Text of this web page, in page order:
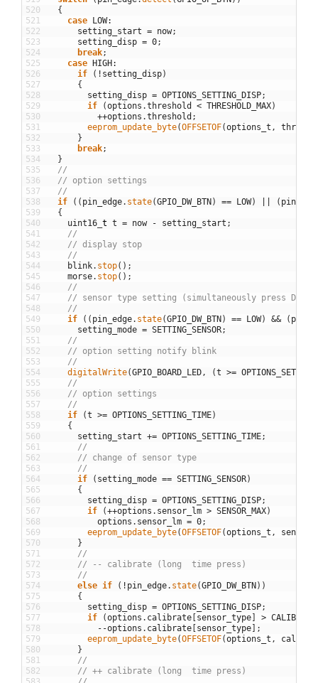
520
521
522
523
524
525
526
527
528
529
530
531
532
533
534
535
536
537
538
539
540
541
542
543
544
545
546
547
548
549
550
551
552
553
554
555
556
557
558
559
560
561
562
563
564
565
566
567
568
569
570
571
572
573
574
575
576
577
578
579
580
581
582
{
case LOW:
setting_start = now;
setting_disp = 0;
break;
case HIGH:
if
( ! setting_disp)
{
setting_disp = OPTIONS_SETTING_DISP;
if
(options .threshold < THRESHOLD_MAX)
++options .threshold ;
eeprom_update_byte(OFFSETOF(options_t ,
}
break;
}
//
// option settings
//
if
( ( pin_edge. state(GPIO_DW_BTN) == LOW) (
{
uint16 t t = now - setting_start ;
//
// display stop
//
blink. stop( ) ;
morse. stop( ) ;
//
// sensor type setting (simultaneously press DW
//
if
( ( pin_edge. state(GPIO_DW_BTN) == LOW) && (
setting_mode = SETTING_SENSOR;
//
// option setting notify blink
//
digitalWrite(GPIO_BOARD_LED , (t >=
//
// option settings
//
if
(t >= OPTIONS_SETTING_TIME)
{
setting_start += OPTIONS_SETTING_TIME;
//
// change of sensor type
//
if
( setting_mode == SETTING_SENSOR)
{
setting_disp = OPTIONS_SETTING_DISP;
if
(++options . sensor_lm > SENSOR_MAX)
options . sensor_lm = 0;
eeprom_update_byte(OFFSETOF(options_t ,
}
//
// -- calibrate (long  time press)
//
else if ( ! pin_edge. state(GPIO_DW_BTN) )
{
setting_disp = OPTIONS_SETTING_DISP;
if
(options . calibrate [sensor_type] >
--options . calibrate [sensor_type] ;
eeprom_update_byte(OFFSETOF(options_t ,
}
//
// ++ calibrate (long  time press)